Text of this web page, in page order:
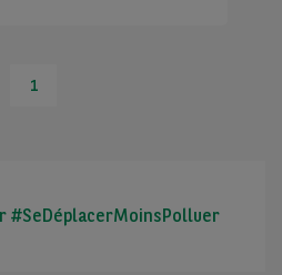
1
#SeDéplacerMoinsPolluer